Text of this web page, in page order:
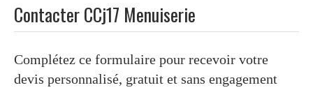
Contacter CCj17 Menuiserie
Complétez ce formulaire pour recevoir votre
devis personnalisé, gratuit et sans engagement